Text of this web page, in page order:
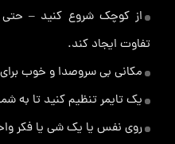
از کوچک شروع کنید – حتی
تفاوت ایجاد کند.
مکانی بی سروصدا و خوب
یک تایمر تنظیم کنید تا به
روی نفس یا یک شی یا فکر